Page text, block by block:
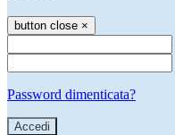
button close ×
Password dimenticata?